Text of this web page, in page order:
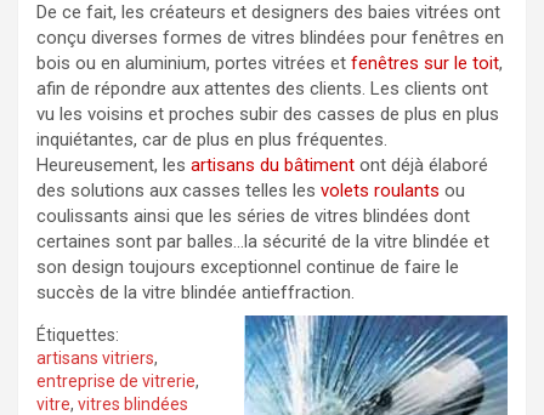
De ce fait, les créateurs et designers des baies vitrées ont
conçu diverses formes de vitres blindées pour fenêtres en
bois ou en aluminium, portes vitrées et fenêtres sur le toit,
afin de répondre aux attentes des clients. Les clients ont
vu les voisins et proches subir des casses de plus en plus
inquiétantes, car de plus en plus fréquentes.
Heureusement, les artisans du bâtiment ont déjà élaboré
des solutions aux casses telles les volets roulants ou
coulissants ainsi que les séries de vitres blindées dont
certaines sont par balles…la sécurité de la vitre blindée et
son design toujours exceptionnel continue de faire le
succès de la vitre blindée antieffraction.
Étiquettes:
artisans vitriers,
entreprise de vitrerie,
vitre, vitres blindées